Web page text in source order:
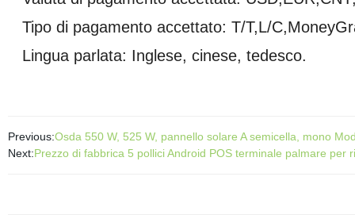
Tipo di pagamento accettato: T/T,L/
Lingua parlata: Inglese, cinese, tedesco.
Previous:Osda 550 W, 525 W, pannello solare A semicella, mono
Next:Prezzo di fabbrica 5 pollici Android POS terminale palmare per